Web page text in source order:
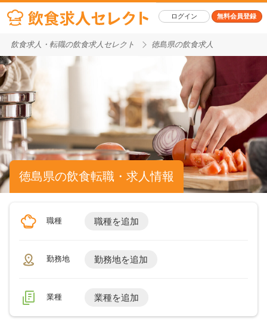
ログイン 無料会員登録
飲食求人・転職の飲食求人セレクト 徳島県の飲食求人
徳島県の飲食転職・求人情報
職種 職種を追加
勤務地 勤務地を追加
業種 業種を追加